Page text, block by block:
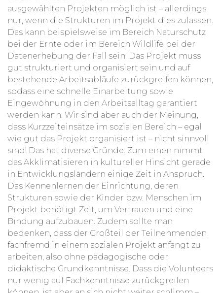
ausgewählten Projekten möglich ist – allerdings
nur, wenn die Strukturen im Projekt dies zulassen.
Das kann beispielsweise im Bereich Naturschutz
bei der Ernte oder im Bereich Wildlife bei der
Datenerhebung der Fall sein. Das Projekt muss
gut strukturiert und organisiert sein und auf
bestehende Arbeitsabläufe zurückgreifen können,
sodass eine schnelle Einarbeitung sowie
Eingewöhnung in den Arbeitsalltag garantiert
werden kann. Wir sind aber auch der Meinung,
dass Kurzzeiteinsätze im sozialen Bereich – egal
wie gut das Projekt organisiert ist – nicht sinnvoll
sind! Das hat diverse Gründe: Zum einen nimmt
das Akklimatisieren in kultureller Hinsicht gerade
in Entwicklungsländern einige Zeit in Anspruch.
Das Kennenlernen der Einrichtung, deren
Strukturen sowie der Kinder bzw. Menschen im
Projekt benötigt Zeit, um Vertrauen und eine
Bindung aufzubauen. Zudem sollte man
bedenken, dass der Großteil der Teilnehmenden
fachfremd in einem sozialen Projekt anfängt zu
arbeiten, also ohne pädagogische oder
didaktische Grundkenntnisse. Dass die Volunteers
nur wenig auf Fachkenntnisse zurückgreifen